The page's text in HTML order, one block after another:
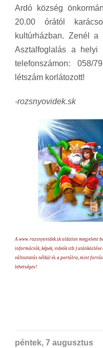
Ardó község
20.00 órától
kultúrházban. Zenél
Asztalfoglalás a helyi
telefonszámon:
létszám korlátozott!
-rozsnyovidek.sk
A www. rozsnyovidek.sk oldalon megjelent
információk, képek, videók stb.) utánközlése
változtatás nélkül és a portálra, mint
lehetséges!
péntek, 7 augusztus